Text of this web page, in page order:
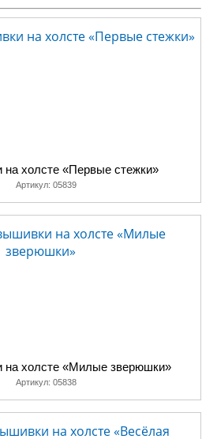
лет существования и
машин количество поклонников
«с историей», работают по
выпускают продукцию стабильно
комплект прессформ и теперь
и «попроще» традиционных, но
холсте «Первые стежки»
Артикул: 05839
на холсте «Милые зверюшки»
Артикул: 05838